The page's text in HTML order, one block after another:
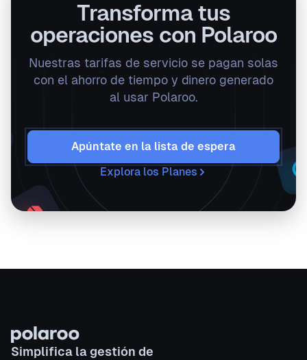
Transforma tus
operaciones con Polaroo
Nuestras tarifas de servicio se pagan solas
con el ahorro de tiempo y dinero generado
al usar Polaroo.
Apúntate en la lista de espera
Explora los Planes
Simplifica la gestión de